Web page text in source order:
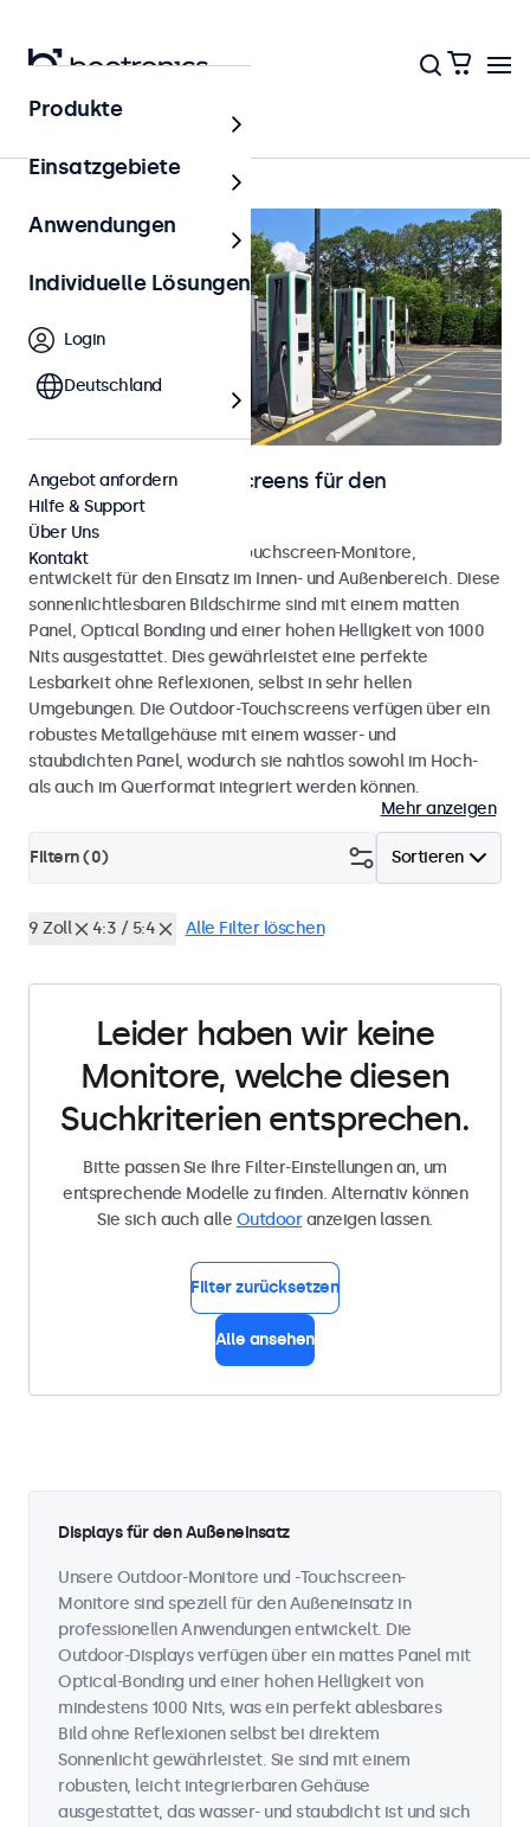
Outdoor
Monitore und Touchscreens für den
Außenbereich
Wetterfeste Monitore und Touchscreen-Monitore,
entwickelt für den Einsatz im Innen- und Außenbereich. Diese
sonnenlichtlesbaren Bildschirme sind mit einem matten
Panel, Optical Bonding und einer hohen Helligkeit von 1000
Nits ausgestattet. Dies gewährleistet eine perfekte
Lesbarkeit ohne Reflexionen, selbst in sehr hellen
Umgebungen. Die Outdoor-Touchscreens verfügen über ein
robustes Metallgehäuse mit einem wasser- und
staubdichten Panel, wodurch sie nahtlos sowohl im Hoch-
als auch im Querformat integriert werden können.
Mehr anzeigen
Sortieren
Filtern (0)
9 Zoll 4:3 / 5:4 Alle Filter löschen
Leider haben wir keine
Monitore, welche diesen
Suchkriterien entsprechen.
Bitte passen Sie Ihre Filter-Einstellungen an, um
entsprechende Modelle zu finden. Alternativ können
Sie sich auch alle Outdooranzeigen lassen.
Filter zurücksetzen
Alle ansehen
Displays für den Außeneinsatz
Unsere Outdoor-Monitore und -Touchscreen-
Monitore sind speziell für den Außeneinsatz in
professionellen Anwendungen entwickelt. Die
Outdoor-Displays verfügen über ein mattes Panel mit
Optical-Bonding und einer hohen Helligkeit von
mindestens 1000 Nits, was ein perfekt ablesbares
Bild ohne Reflexionen selbst bei direktem
Sonnenlicht gewährleistet. Sie sind mit einem
robusten, leicht integrierbaren Gehäuse
ausgestattet, das wasser- und staubdicht ist und sich
Produkte
Einsatzgebiete
Anwendungen
Individuelle Lösungen
Login
Deutschland
Angebot anfordern
Hilfe & Support
Über Uns
Kontakt